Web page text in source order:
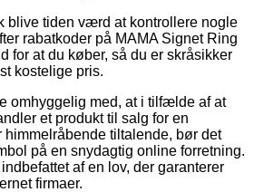
blive tiden værd at kontrollere nogle
rabatkoder på MAMA Signet Ring
for at du køber, så du er skråsikker
kostelige pris.
omhyggelig med, at i tilfælde af at
et produkt til salg for en
himmelråbende tiltalende, bør det
på en snydagtig online forretning.
af en lov, der garanterer
firmaer.